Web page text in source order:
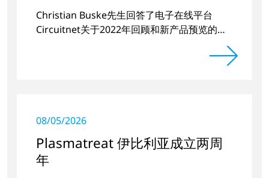
Christian Buske先生回答了电子在线平台
Circuitnet关于2022年回顾和新产品预览的问
08/05/2026
Plasmatreat 伊比利亚成立两周
年